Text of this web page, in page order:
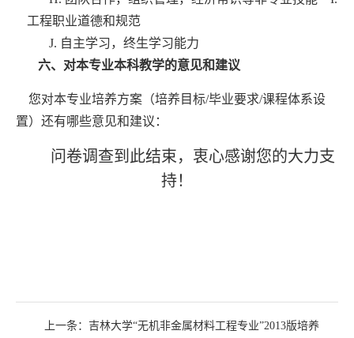
工程职业道德和规范
J. 自主学习，终生学习能力
六、对本专业本科教学的意见和建议
您对本专业培养方案（培养目标/毕业要求/课程体系设
置）还有哪些意见和建议：
问卷调查到此结束，衷心感谢您的大力支
持！
上一条： 吉林大学“无机非金属材料工程专业”2013版培养